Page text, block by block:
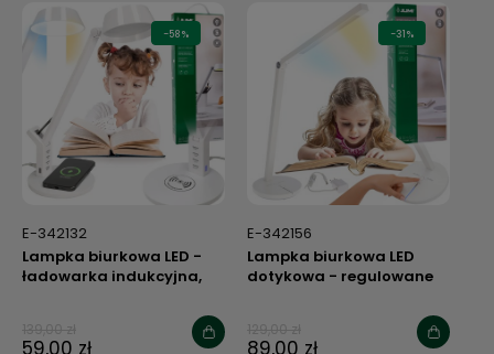
E-342132
Lampka biurkowa LED -
ładowarka indukcyjna,
59,00 zł
-58%
E-342156
Lampka biurkowa LED
dotykowa - regulowane
89,00 zł
-31%